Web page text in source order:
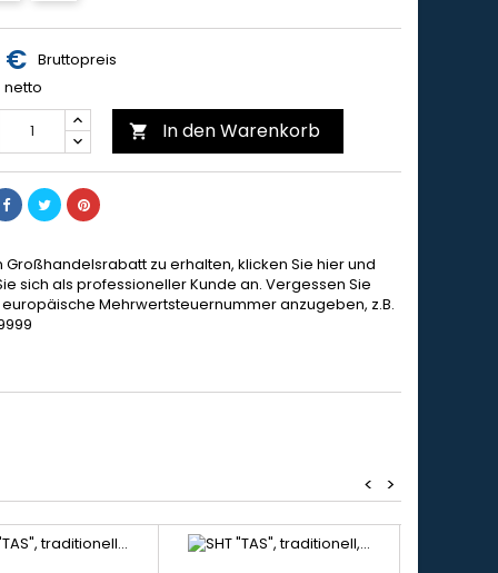
€ Bruttopreis
netto
 In den Warenkorb
Großhandelsrabatt zu erhalten, klicken Sie hier und
sich als professioneller Kunde an. Vergessen Sie
Mehrwertsteuernummer anzugeben, z.B.
>
<